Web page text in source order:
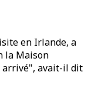
en Irlande, a
la Maison
arrivé", avait-il dit